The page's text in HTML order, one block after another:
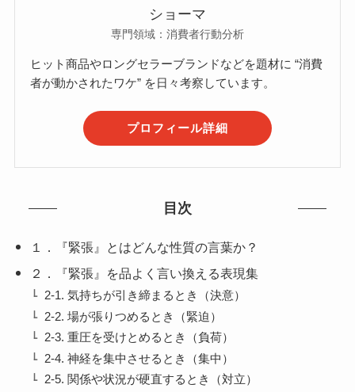
ショーマ
専門領域：消費者行動分析
ヒット商品やロングセラーブランドなどを題材に “消費
者が動かされたワケ” を日々考察しています。
プロフィール詳細
目次
１．『緊張』とはどんな性質の言葉か？
２．『緊張』を品よく言い換える表現集
2-1. 気持ちが引き締まるとき（決意）
2-2. 場が張りつめるとき（緊迫）
2-3. 重圧を受けとめるとき（負荷）
2-4. 神経を集中させるとき（集中）
2-5. 関係や状況が硬直するとき（対立）